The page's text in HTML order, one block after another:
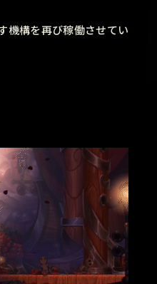
機構を再び稼働させてい